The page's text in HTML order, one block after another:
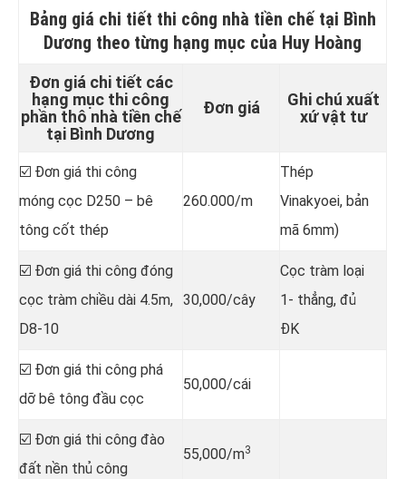
Bảng giá chi tiết thi công nhà tiền chế tại Bình
Dương theo từng hạng mục của Huy Hoàng
Đơn giá chi tiết các
hạng mục thi công
phần thô nhà tiền chế
tại Bình Dương
Đơn giá
Ghi chú xuất
xứ vật tư
☑️ Đơn giá thi công
móng cọc D250 – bê
tông cốt thép
260.000/m
Thép
Vinakyoei, bản
mã 6mm)
☑️ Đơn giá thi công đóng
cọc tràm chiều dài 4.5m,
D8-10
30,000/cây
Cọc tràm loại
1- thẳng, đủ
ĐK
☑️ Đơn giá thi công phá
dỡ bê tông đầu cọc
50,000/cái
☑️ Đơn giá thi công đào
đất nền thủ công
55,000/m3